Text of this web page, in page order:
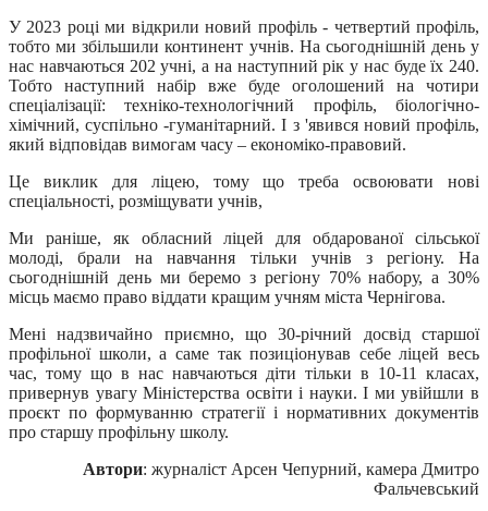
У 2023 році ми відкрили новий профіль - четвертий профіль,
тобто ми збільшили континент учнів. На сьогоднішній день у
нас навчаються 202 учні, а на наступний рік у нас буде їх 240.
Тобто наступний набір вже буде оголошений на чотири
спеціалізації: техніко-технологічний профіль, біологічно-
хімічний, суспільно -гуманітарний. І з 'явився новий профіль,
який відповідав вимогам часу – економіко-правовий.
Це виклик для ліцею, тому що треба освоювати нові
спеціальності, розміщувати учнів,
Ми раніше, як обласний ліцей для обдарованої сільської
молоді, брали на навчання тільки учнів з регіону. На
сьогоднішній день ми беремо з регіону 70% набору, а 30%
місць маємо право віддати кращим учням міста Чернігова.
Мені надзвичайно приємно, що 30-річний досвід старшої
профільної школи, а саме так позиціонував себе ліцей весь
час, тому що в нас навчаються діти тільки в 10-11 класах,
привернув увагу Міністерства освіти і науки. І ми увійшли в
проєкт по формуванню стратегії і нормативних документів
про старшу профільну школу.
Автори: журналіст Арсен Чепурний, камера Дмитро
Фальчевський